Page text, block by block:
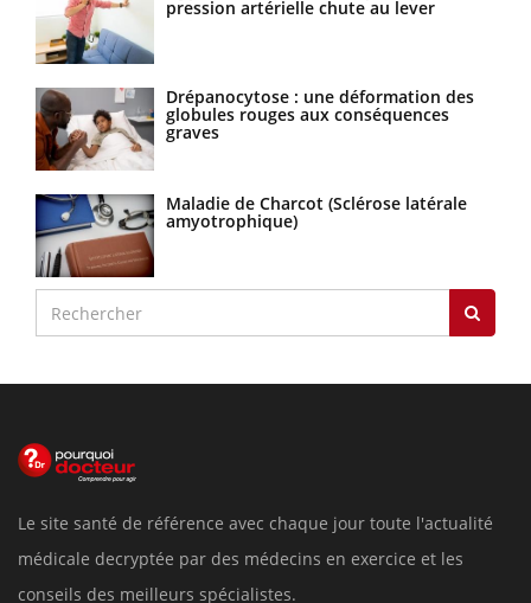
pression artérielle chute au lever
Drépanocytose : une déformation des
globules rouges aux conséquences
graves
Maladie de Charcot (Sclérose latérale
amyotrophique)
Le site santé de référence avec chaque jour toute l'actualité
médicale decryptée par des médecins en exercice et les
conseils des meilleurs spécialistes.